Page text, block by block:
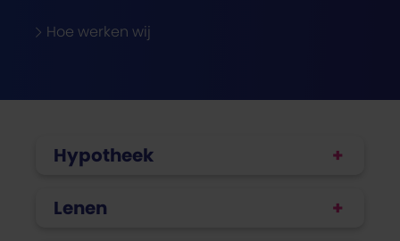
Hoe werken wij
Hypotheek
Lenen